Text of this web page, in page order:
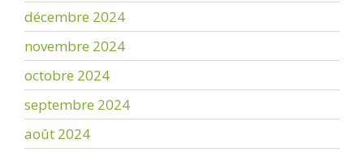
décembre 2024
novembre 2024
octobre 2024
septembre 2024
août 2024